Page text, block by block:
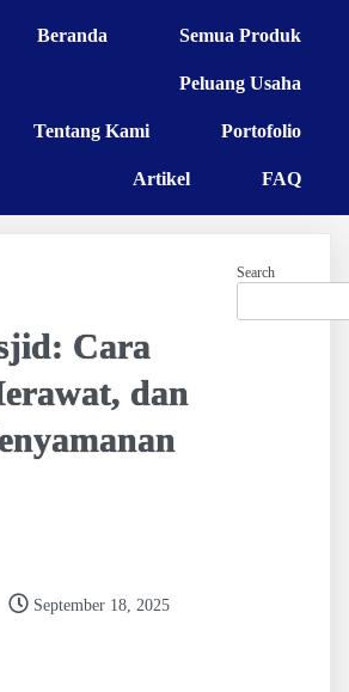
Beranda Semua Produk
Peluang Usaha
Tentang Kami Portofolio
Artikel FAQ
Cara
dan
September 18, 2025
Search